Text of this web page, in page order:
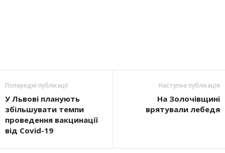
Попередні публікації
У Львові планують
збільшувати темпи
проведення вакцинації
від Covid-19
Наступна публікація
На Золочівщині
врятували лебедя